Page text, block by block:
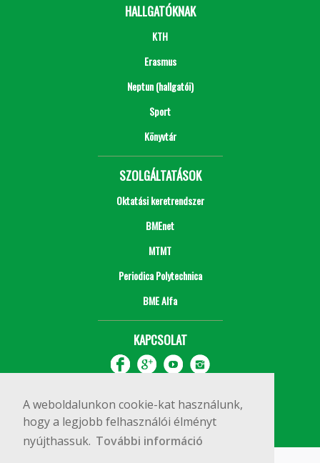
A weboldalunkon cookie-kat használunk,
hogy a legjobb felhasználói élményt
nyújthassuk. További információ
HALLGATÓKNAK
KTH
Erasmus
Neptun (hallgatói)
Sport
Könyvtár
SZOLGÁLTATÁSOK
Oktatási keretrendszer
BMEnet
MTMT
Periodica Polytechnica
BME Alfa
KAPCSOLAT